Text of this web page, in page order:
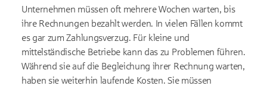
Unternehmen müssen oft mehrere Wochen warten, bis
ihre Rechnungen bezahlt werden. In vielen Fällen kommt
es gar zum Zahlungsverzug. Für kleine und
mittelständische Betriebe kann das zu Problemen führen.
Während sie auf die Begleichung ihrer Rechnung warten,
haben sie weiterhin laufende Kosten. Sie müssen